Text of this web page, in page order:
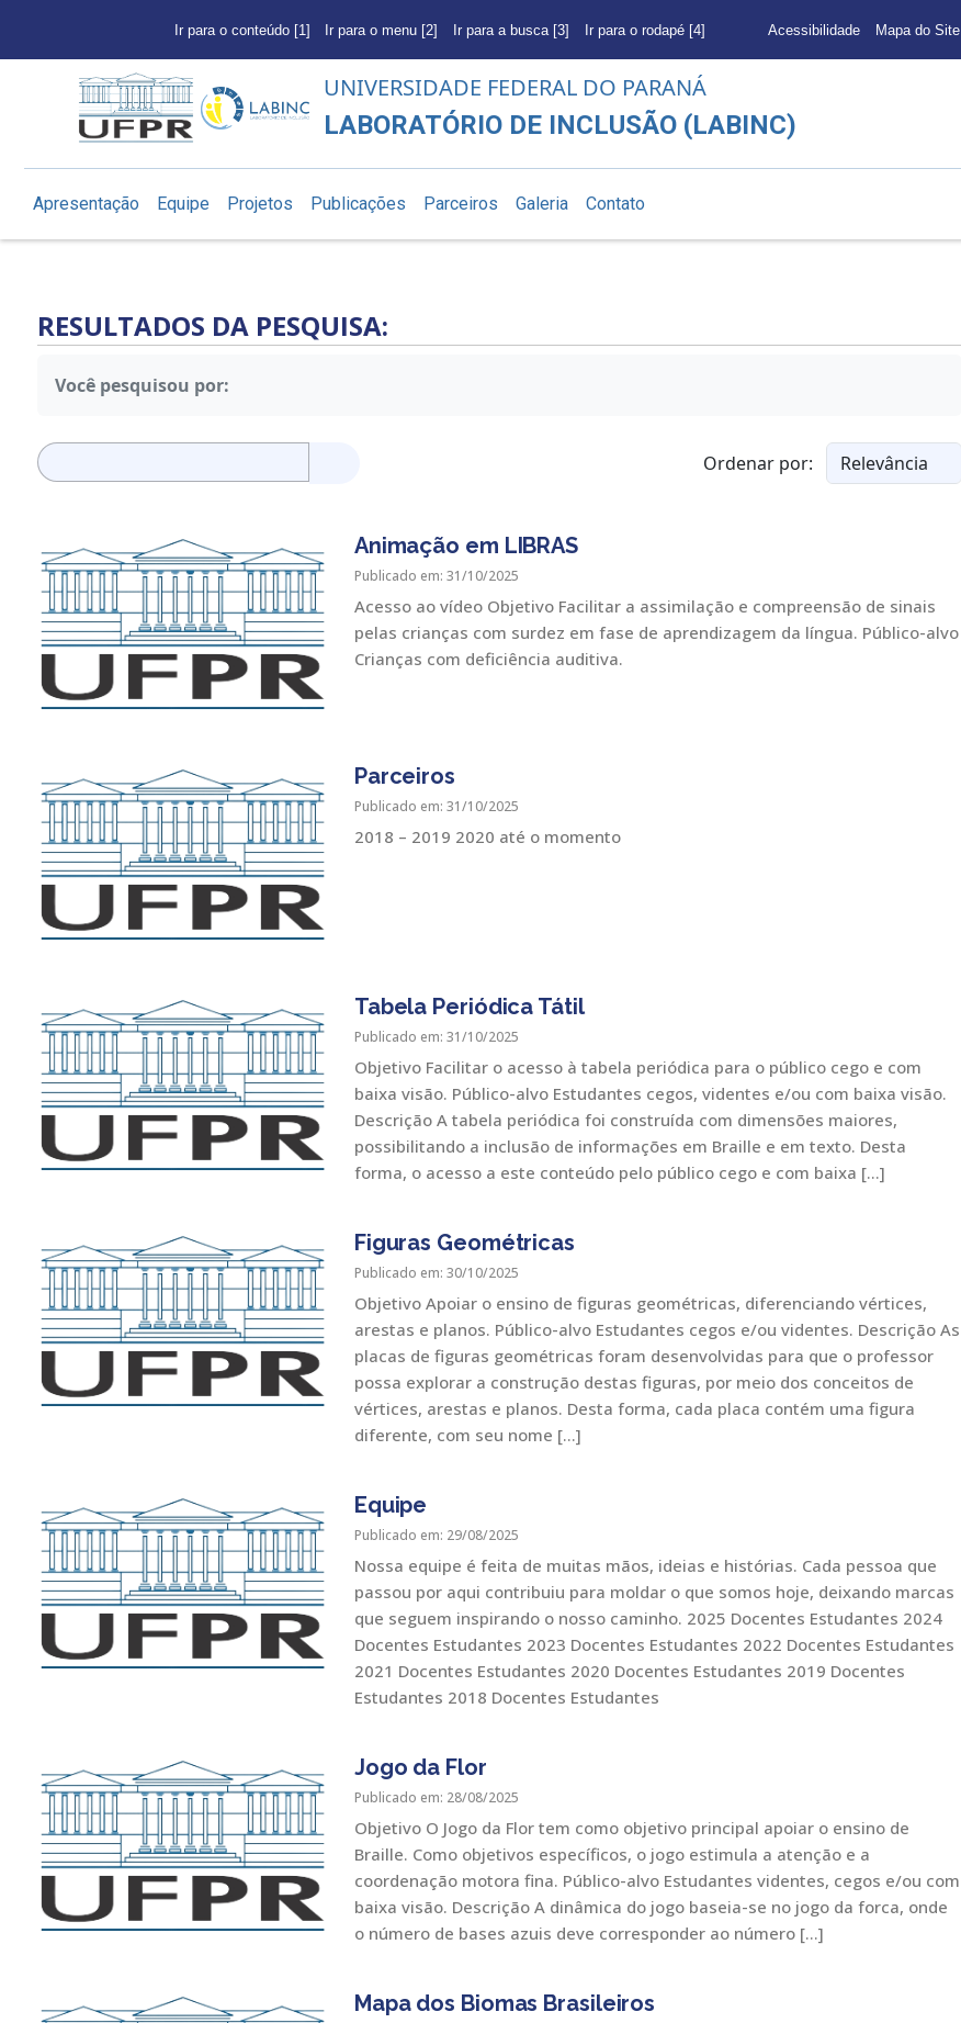
Ir para o conteúdo [1] Ir para o menu [2] Ir para a busca [3] Ir para o rodapé [4] Acessibilidade Mapa do Site
UNIVERSIDADE FEDERAL DO PARANÁ
LABORATÓRIO DE INCLUSÃO (LABINC)
Apresentação Equipe Projetos Publicações Parceiros Galeria Contato
RESULTADOS DA PESQUISA:
Você pesquisou por:
Pesquisar
por:
Ordenar por:
Animação em LIBRAS
Publicado em: 31/10/2025
Acesso ao vídeo Objetivo Facilitar a assimilação e compreensão de sinais
pelas crianças com surdez em fase de aprendizagem da língua. Público-alvo
Crianças com deficiência auditiva.
Parceiros
Publicado em: 31/10/2025
2018 – 2019 2020 até o momento
Tabela Periódica Tátil
Publicado em: 31/10/2025
Objetivo Facilitar o acesso à tabela periódica para o público cego e com
baixa visão. Público-alvo Estudantes cegos, videntes e/ou com baixa visão.
Descrição A tabela periódica foi construída com dimensões maiores,
possibilitando a inclusão de informações em Braille e em texto. Desta
forma, o acesso a este conteúdo pelo público cego e com baixa […]
Figuras Geométricas
Publicado em: 30/10/2025
Objetivo Apoiar o ensino de figuras geométricas, diferenciando vértices,
arestas e planos. Público-alvo Estudantes cegos e/ou videntes. Descrição As
placas de figuras geométricas foram desenvolvidas para que o professor
possa explorar a construção destas figuras, por meio dos conceitos de
vértices, arestas e planos. Desta forma, cada placa contém uma figura
diferente, com seu nome […]
Equipe
Publicado em: 29/08/2025
Nossa equipe é feita de muitas mãos, ideias e histórias. Cada pessoa que
passou por aqui contribuiu para moldar o que somos hoje, deixando marcas
que seguem inspirando o nosso caminho. 2025 Docentes Estudantes 2024
Docentes Estudantes 2023 Docentes Estudantes 2022 Docentes Estudantes
2021 Docentes Estudantes 2020 Docentes Estudantes 2019 Docentes
Estudantes 2018 Docentes Estudantes
Jogo da Flor
Publicado em: 28/08/2025
Objetivo O Jogo da Flor tem como objetivo principal apoiar o ensino de
Braille. Como objetivos específicos, o jogo estimula a atenção e a
coordenação motora fina. Público-alvo Estudantes videntes, cegos e/ou com
baixa visão. Descrição A dinâmica do jogo baseia-se no jogo da forca, onde
o número de bases azuis deve corresponder ao número […]
Mapa dos Biomas Brasileiros